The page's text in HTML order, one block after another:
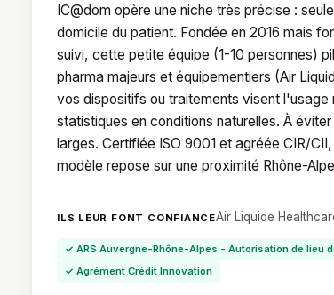
IC@dom opère une niche très précise :
domicile du patient. Fondée en 2016 mais
suivi, cette petite équipe (1-10 personnes)
pharma majeurs et équipementiers (Air
vos dispositifs ou traitements visent
statistiques en conditions naturelles. À
larges. Certifiée ISO 9001 et agréée CIR/
modèle repose sur une proximité Rhône-
ILS LEUR FONT CONFIANCEAir Liquide
✓ ARS Auvergne-Rhône-Alpes - Autorisation de lieu
✓ Agrément Crédit Innovation